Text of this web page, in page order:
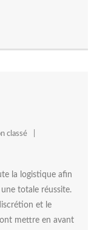
classé
la logistique afin
totale réussite.
et le
mettre en avant